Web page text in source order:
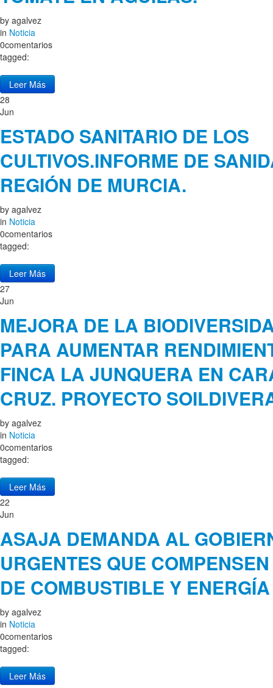
by agalvez
in Noticia
0comentarios
tagged:
Leer Más
28
Jun
ESTADO SANITARIO DE LOS
CULTIVOS.INFORME DE
REGIÓN DE MURCIA.
by agalvez
in Noticia
0comentarios
tagged:
Leer Más
27
Jun
MEJORA DE LA
PARA AUMENTAR
FINCA LA JUNQUERA EN
CRUZ. PROYECTO
by agalvez
in Noticia
0comentarios
tagged:
Leer Más
22
Jun
ASAJA DEMANDA AL
URGENTES QUE
DE COMBUSTIBLE Y ENERGÍA
by agalvez
in Noticia
0comentarios
tagged:
Leer Más